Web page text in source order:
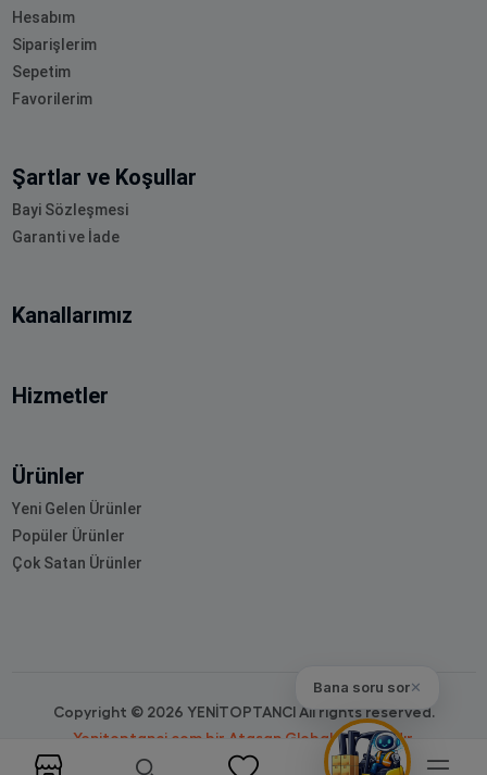
Bana soru sor✕
Hesabım
Siparişlerim
Sepetim
Favorilerim
Şartlar ve Koşullar
Bayi Sözleşmesi
Garanti ve İade
Kanallarımız
Hizmetler
Ürünler
Yeni Gelen Ürünler
Popüler Ürünler
Çok Satan Ürünler
Copyright © 2026 YENİTOPTANCI All rights reserved.
Yenitoptanci.com bir Atasan Global markasıdır.